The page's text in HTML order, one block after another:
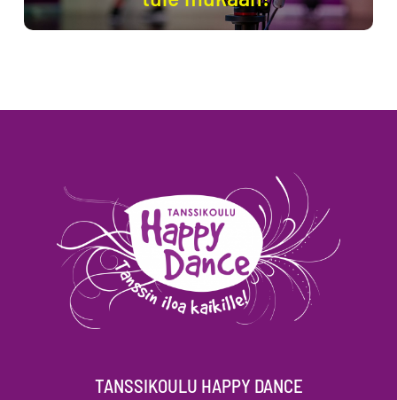
TANSSIKOULU HAPPY DANCE